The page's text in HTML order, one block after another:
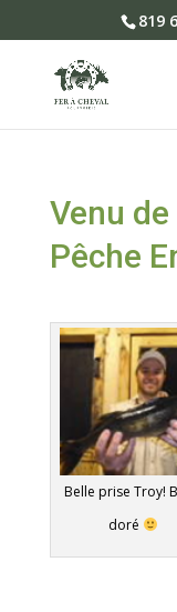
819
Venu de
Pêche
Belle prise Troy!
doré